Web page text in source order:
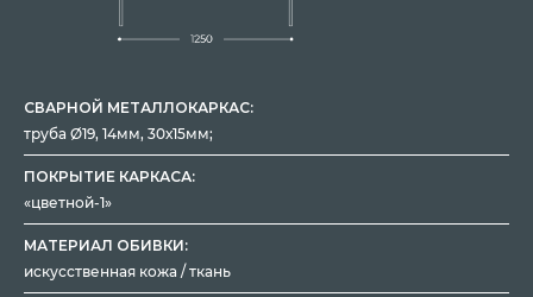
СВАРНОЙ МЕТАЛЛОКАРКАС:
труба Ø19, 14мм, 30х15мм;
ПОКРЫТИЕ КАРКАСА:
«цветной-1»
МАТЕРИАЛ ОБИВКИ:
искусственная кожа / ткань